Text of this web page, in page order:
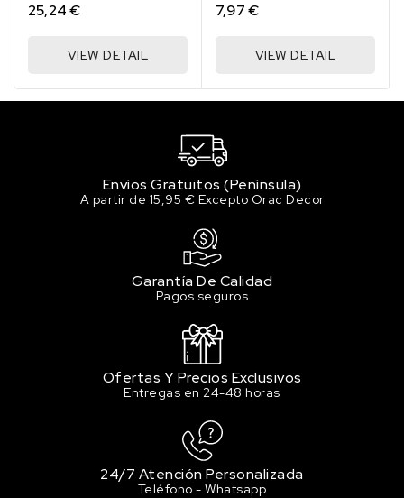
25,24 €
VIEW DETAIL
7,97 €
VIEW DETAIL
Envíos Gratuitos (Península)
A partir de 15,95 € Excepto Orac Decor
Garantía De Calidad
Pagos seguros
Ofertas Y Precios Exclusivos
Entregas en 24-48 horas
24/7 Atención Personalizada
Teléfono - Whatsapp